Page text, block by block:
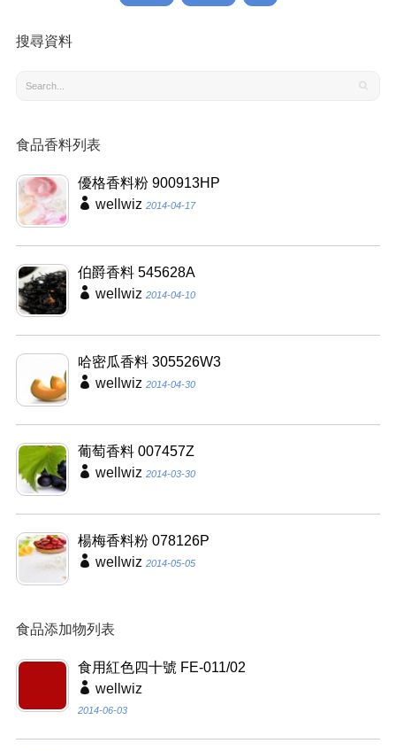
搜尋資料
食品香料列表
優格香料粉 900913HP
wellwiz 2014-04-17
伯爵香料 545628A
wellwiz 2014-04-10
哈密瓜香料 305526W3
wellwiz 2014-04-30
葡萄香料 007457Z
wellwiz 2014-03-30
楊梅香料粉 078126P
wellwiz 2014-05-05
食品添加物列表
食用紅色四十號 FE-011/02
wellwiz
2014-06-03